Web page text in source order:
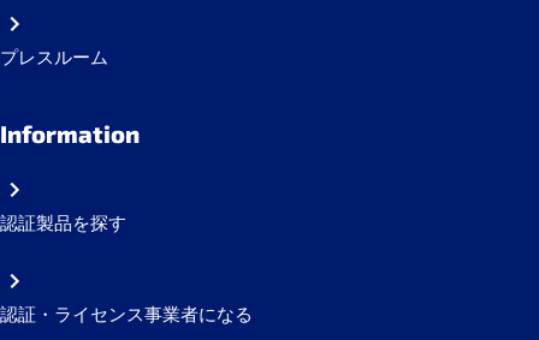
プレスルーム
Information
認証製品を探す
認証・ライセンス事業者になる